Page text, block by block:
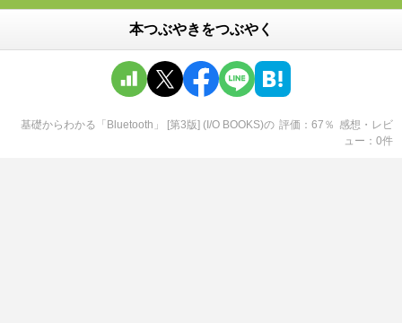
本つぶやきをつぶやく
基礎からわかる「Bluetooth」 [第3版] (I/O BOOKS)の 評価 67 ％ 感想・レビ
ュー
0件